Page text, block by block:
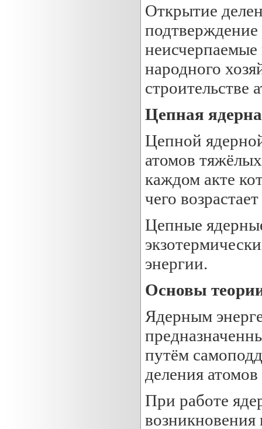
Открытие
подтверждение
народного
строительстве
Цепная
Цепной
атомов
каждом акте
чего
Цепные
энергии.
Основы
Ядерным
путём
деления
При работе
возникновения